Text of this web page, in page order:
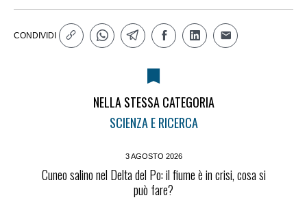
CONDIVIDI
NELLA STESSA CATEGORIA
SCIENZA E RICERCA
3 AGOSTO 2026
Cuneo salino nel Delta del Po: il fiume è in crisi, cosa si
può fare?